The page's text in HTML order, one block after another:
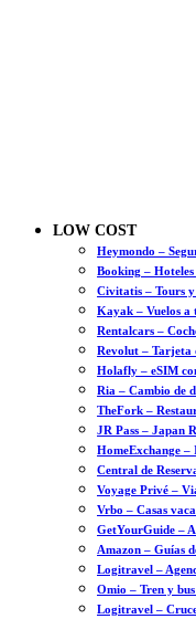
LOW COST
Heymondo –
Booking –
Civitatis – Tours y
Kayak – Vuelos a
Rentalcars –
Revolut –
Holafly – eSIM
Ria – Cambio de
TheFork –
JR Pass – Japan
HomeExchange –
Central de
Voyage Privé –
Vrbo – Casas
GetYourGuide –
Amazon – Guías
Logitravel –
Omio – Tren y
Logitravel –